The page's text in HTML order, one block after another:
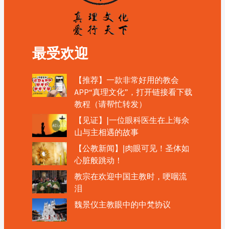
最受欢迎
【推荐】一款非常好用的教会
APP“真理文化”，打开链接看下载
教程（请帮忙转发）
【见证】|一位眼科医生在上海佘
山与主相遇的故事
【公教新闻】|肉眼可见！圣体如
心脏般跳动！
教宗在欢迎中国主教时，哽咽流
泪
魏景仪主教眼中的中梵协议